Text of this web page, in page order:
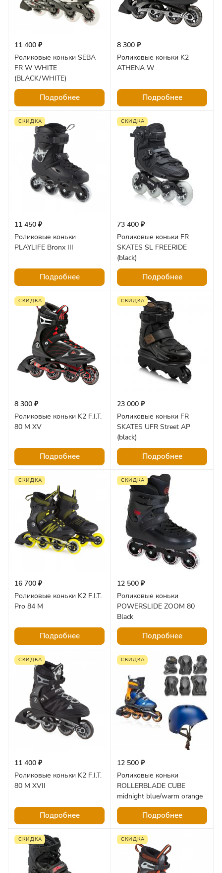
11 400 ₽
Роликовые коньки SEBA
FR W WHITE
(BLACK/WHITE)
Подробнее
8 300 ₽
Роликовые коньки K2
ATHENA W
Подробнее
СКИДКА
11 450 ₽
Роликовые коньки
PLAYLIFE Bronx III
Подробнее
СКИДКА
73 400 ₽
Роликовые коньки FR
SKATES SL FREERIDE
(black)
Подробнее
СКИДКА
8 300 ₽
Роликовые коньки K2 F.I.T.
80 M XV
Подробнее
СКИДКА
23 000 ₽
Роликовые коньки FR
SKATES UFR Street AP
(black)
Подробнее
СКИДКА
16 700 ₽
Роликовые коньки K2 F.I.T.
Pro 84 M
Подробнее
СКИДКА
12 500 ₽
Роликовые коньки
POWERSLIDE ZOOM 80
Black
Подробнее
СКИДКА
11 400 ₽
Роликовые коньки K2 F.I.T.
80 M XVII
Подробнее
СКИДКА
12 500 ₽
Роликовые коньки
ROLLERBLADE CUBE
midnight blue/warm orange
Подробнее
СКИДКА СКИДКА